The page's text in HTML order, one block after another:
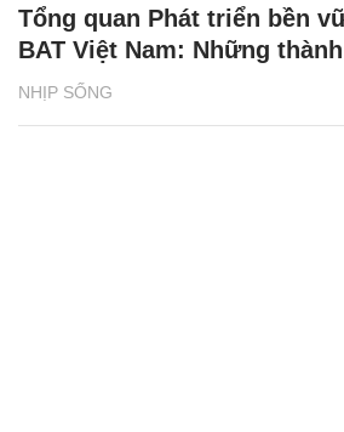
NHỊP SỐNG
Tổng quan Phát triển bền
BAT Việt Nam: Những